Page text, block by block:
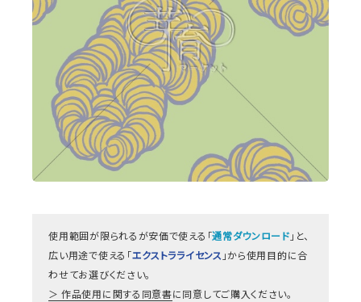
使用範囲が限られるが安価で使える「通常ダウンロード 」と、
広い用途で使える「エクストラライセンス 」から使用目的に合
わせてお選びください。
作品使用に関する同意書に同意してご購入ください。